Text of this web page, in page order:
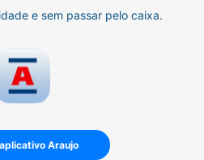
e sem passar pelo caixa.
Araujo